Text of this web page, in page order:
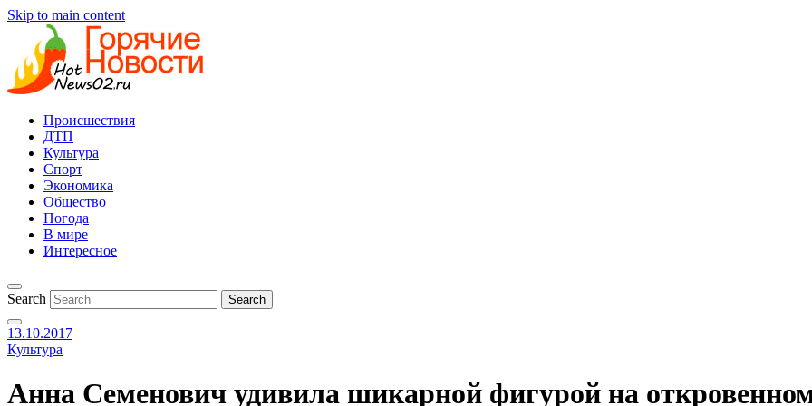
Skip to main content
Происшествия
ДТП
Культура
Спорт
Экономика
Общество
Погода
В мире
Интересное
Search
13.10.2017
Культура
Анна Семенович удивила шикарной фигурой на